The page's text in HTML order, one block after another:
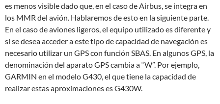
es menos visible dado que, en el caso de Airbus, se integra en
los MMR del avión. Hablaremos de esto en la siguiente parte.
En el caso de aviones ligeros, el equipo utilizado es diferente y
si se desea acceder a este tipo de capacidad de navegación es
necesario utilizar un GPS con función SBAS. En algunos GPS, la
denominación del aparato GPS cambia a “W”. Por ejemplo,
GARMIN en el modelo G430, el que tiene la capacidad de
realizar estas aproximaciones es G430W.